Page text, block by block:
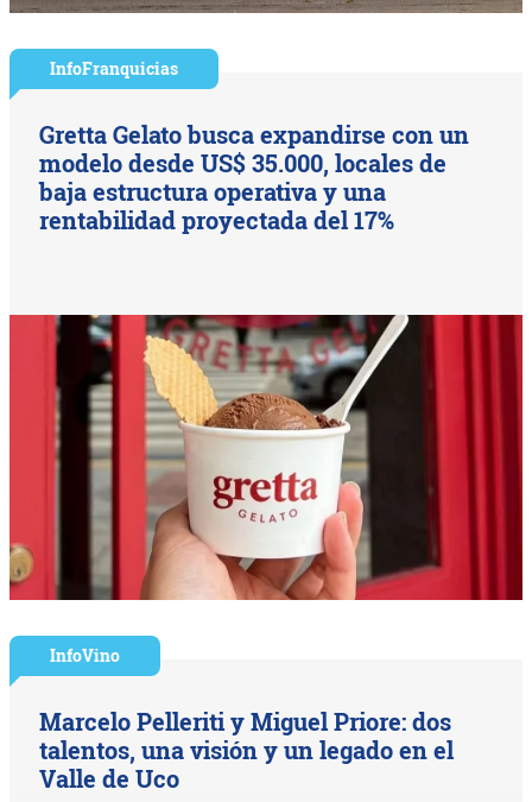
InfoFranquicias
Gretta Gelato busca expandirse con un
modelo desde US$ 35.000, locales de
baja estructura operativa y una
rentabilidad proyectada del 17%
InfoVino
Marcelo Pelleriti y Miguel Priore: dos
talentos, una visión y un legado en el
Valle de Uco